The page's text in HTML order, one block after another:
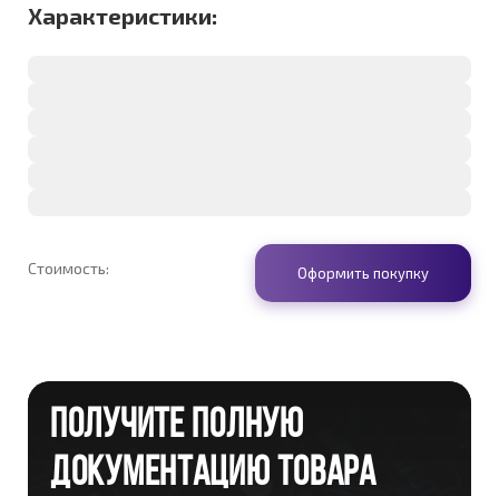
Характеристики:
Стоимость: Оформить покупку
ПОЛУЧИТЕ ПОЛНУЮ
ДОКУМЕНТАЦИЮ ТОВАРА